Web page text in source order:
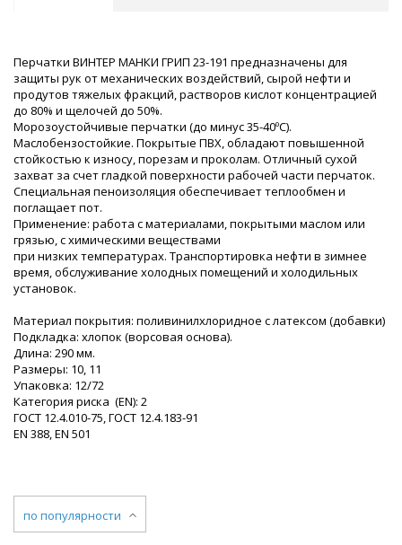
Перчатки ВИНТЕР МАНКИ ГРИП 23-191 предназначены для
защиты рук от механических воздействий, сырой нефти и
продутов тяжелых фракций, растворов кислот концентрацией
до 80% и щелочей до 50%.
Морозоустойчивые перчатки (до минус 35-40ºС).
Маслобензостойкие. Покрытые ПВХ, обладают повышенной
стойкостью к износу, порезам и проколам. Отличный сухой
захват за счет гладкой поверхности рабочей части перчаток.
Специальная пеноизоляция обеспечивает теплообмен и
поглащает пот.
Применение: работа с материалами, покрытыми маслом или
грязью, с химическими веществами
при низких температурах. Транспортировка нефти в зимнее
время, обслуживание холодных помещений и холодильных
установок.
Материал покрытия: поливинилхлоридное с латексом (добавки)
Подкладка: хлопок (ворсовая основа).
Длина: 290 мм.
Размеры: 10, 11
Упаковка: 12/72
Категория риска (EN): 2
ГОСТ 12.4.010-75, ГОСТ 12.4.183-91
ЕN 388, ЕN 501
по популярности